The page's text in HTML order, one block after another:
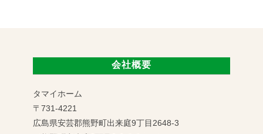
会社概要
タマイホーム
〒731-4221
広島県安芸郡熊野町出来庭9丁目2648-3